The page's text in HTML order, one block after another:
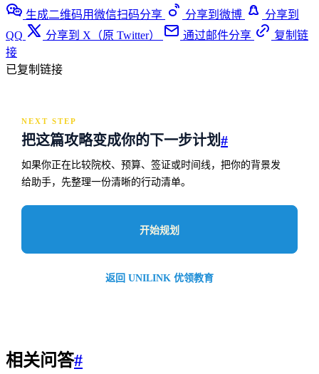
生成二维码用微信扫码分享
分享到微博
分享到
QQ
分享到 X（原 Twitter） 通过邮件分享
复制链
接
已复制链接
NEXT STEP
把这篇攻略变成你的下一步计划#
如果你正在比较院校、预算、签证或时间线，把你的背景发
给助手，先整理一份清晰的行动清单。
开始规划
返回 UNILINK 优领教育
相关问答#